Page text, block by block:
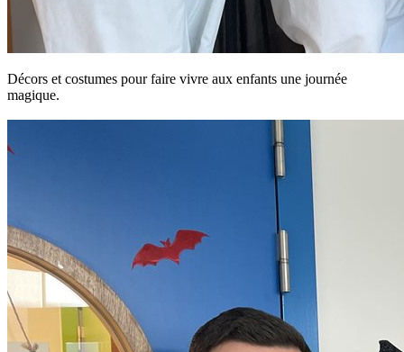
Décors et costumes pour faire vivre aux enfants une journée
magique.